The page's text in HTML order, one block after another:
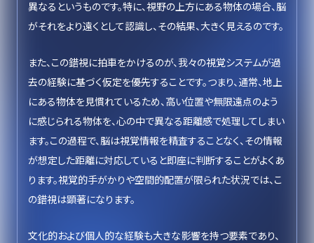
異なるというものです。特に、視野の上方にある物体の場合、脳
がそれをより遠くとして認識し、その結果、大きく見えるのです。
また、この錯視に拍車をかけるのが、我々の視覚システムが過
去の経験に基づく仮定を優先することです。つまり、通常、地上
にある物体を見慣れているため、高い位置や無限遠点のよう
に感じられる物体を、心の中で異なる距離感で処理してしまい
ます。この過程で、脳は視覚情報を精査することなく、その情報
が想定した距離に対応していると即座に判断することがよくあ
ります。視覚的手がかりや空間的配置が限られた状況では、こ
の錯視は顕著になります。
文化的および個人的な経験も大きな影響を持つ要素であり、